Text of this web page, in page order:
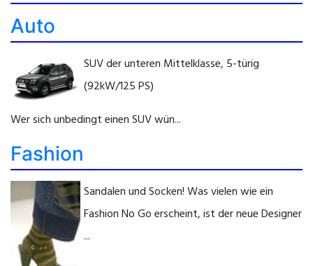
Auto
SUV der unteren Mittelklasse, 5-türig
(92kW/125 PS)
Wer sich unbedingt einen SUV wün...
Fashion
Sandalen und Socken! Was vielen wie ein
Fashion No Go erscheint, ist der neue Designer
...